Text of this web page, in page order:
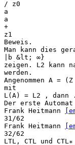
/ z0
a
a
+
z1
Beweis.
Man kann dies
|b &lt; ∞}
zeigen. L2 kann
werden.
Angenommen A
mit
L(A) = L2 , dann
Der erste
Frank Heitmann
31/62
Frank Heitmann
32/62
LTL, CTL und CTL∗